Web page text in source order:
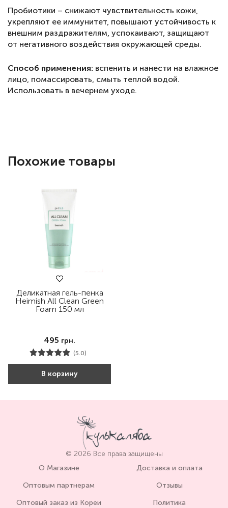
Пробиотики – снижают чувствительность кожи,
укрепляют ее иммунитет, повышают устойчивость к
внешним раздражителям, успокаивают, защищают
от негативного воздействия окружающей среды.
Способ применения: вспенить и нанести на влажное
лицо, помассировать, смыть теплой водой.
Использовать в вечернем уходе.
Похожие товары
Деликатная гель-пенка
Нeimish All Clean Green
Foam 150 мл
495 грн.
(5.0)
В корзину
© 2026 Все права защищены
О Магазине
Оптовым партнерам
Оптовый заказ из Кореи
Доставка и оплата
Отзывы
Политика